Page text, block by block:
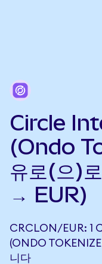
Circle
(Ondo
유로(으)
→ EUR)
CRCLON/EUR: 1
(ONDO
니다